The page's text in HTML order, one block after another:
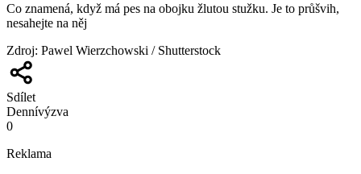
Co znamená, když má pes na obojku žlutou stužku. Je to průšvih,
nesahejte na něj
Zdroj: Pawel Wierzchowski / Shutterstock
Sdílet
Dennívýzva
0
Reklama